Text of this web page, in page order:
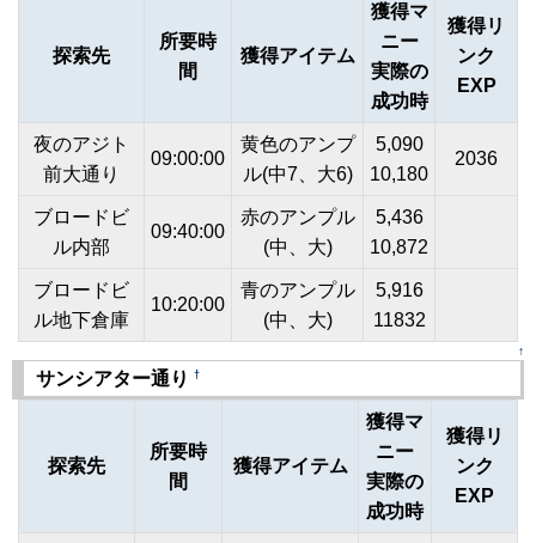
探索先
所要時
間
獲得アイテム
獲得マ
ニー
実際の
成功時
獲得リ
ンク
EXP
夜のアジト
前大通り
09:00:00
黄色のアンプ
ル(中7、大6)
5,090
10,180
2036
ブロードビ
ル内部
09:40:00
赤のアンプル
(中、大)
5,436
10,872
ブロードビ
ル地下倉庫
10:20:00
青のアンプル
(中、大)
5,916
11832
↑
サンシアター通り †
探索先
所要時
間
獲得アイテム
獲得マ
ニー
実際の
成功時
獲得リ
ンク
EXP